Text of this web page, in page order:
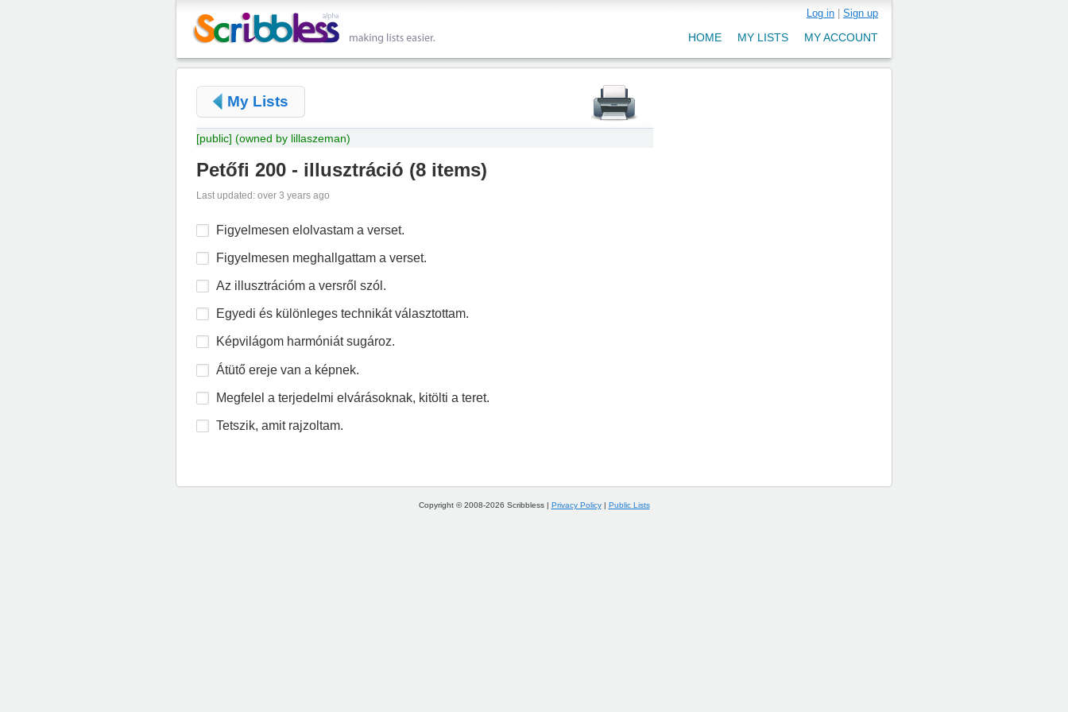
Log in Sign up
MY ACCOUNT
MY LISTS
HOME
My Lists
[public] (owned by lillaszeman)
Petőfi 200 - illusztráció (8 items)
Last updated: over 3 years ago
Figyelmesen elolvastam a verset.
Figyelmesen meghallgattam a verset.
Az illusztrációm a versről szól.
Egyedi és különleges technikát választottam.
Képvilágom harmóniát sugároz.
Átütő ereje van a képnek.
Megfelel a terjedelmi elvárásoknak, kitölti a teret.
Tetszik, amit rajzoltam.
Copyright © 2008-2026 Scribbless | Privacy Policy| Public Lists